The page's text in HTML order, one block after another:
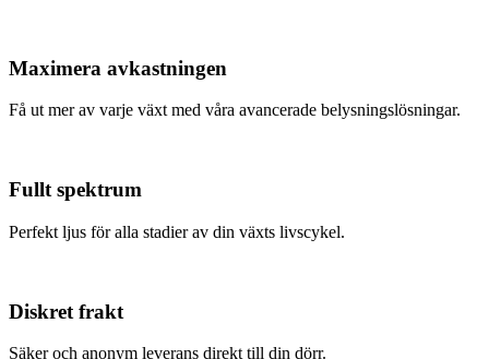
Maximera avkastningen
Få ut mer av varje växt med våra avancerade belysningslösningar.
Fullt spektrum
Perfekt ljus för alla stadier av din växts livscykel.
Diskret frakt
Säker och anonym leverans direkt till din dörr.